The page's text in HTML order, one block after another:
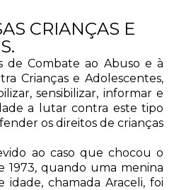
CRIANÇAS E
de Combate ao Abuso e à
Crianças e Adolescentes,
sensibilizar, informar e
a lutar contra este tipo
os direitos de crianças
ao caso que chocou o
1973, quando uma menina
idade, chamada Araceli, foi